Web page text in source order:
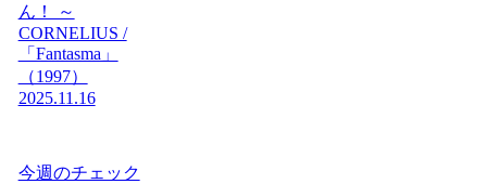
ん！ ～
CORNELIUS /
「Fantasma」
（1997）
2025.11.16
今週のチェック